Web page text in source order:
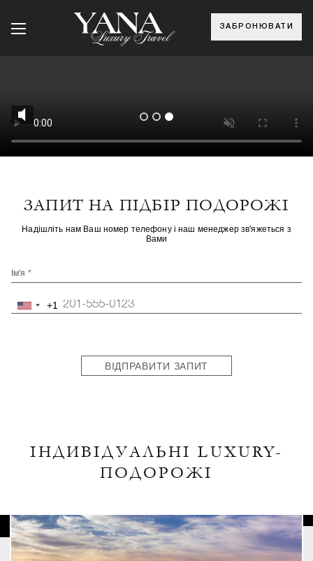
ЗАБРОНЮВАТИ
ЗАПИТ НА ПІДБІР ПОДОРОЖІ
Надішліть нам Ваш номер телефону і наш менеджер зв'яжеться з
Вами
Ім'я *
United+1
ВІДПРАВИТИ ЗАПИТ
ІНДИВІДУАЛЬНІ LUXURY-
ПОДОРОЖІ